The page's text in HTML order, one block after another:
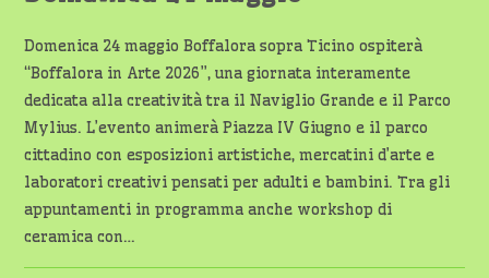
Domenica 24 maggio Boffalora sopra Ticino ospiterà
“Boffalora in Arte 2026”, una giornata interamente
dedicata alla creatività tra il Naviglio Grande e il Parco
Mylius. L’evento animerà Piazza IV Giugno e il parco
cittadino con esposizioni artistiche, mercatini d’arte e
laboratori creativi pensati per adulti e bambini. Tra gli
appuntamenti in programma anche workshop di
ceramica con…